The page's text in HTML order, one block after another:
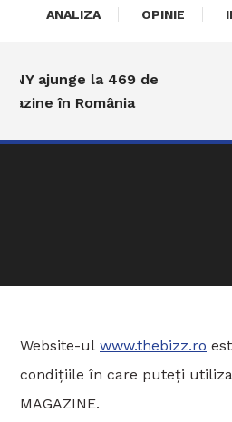
ANALIZA OPINIE
ajunge la 469 de
în România
Website-ul www.thebizz.ro
condițiile în care puteți
MAGAZINE.